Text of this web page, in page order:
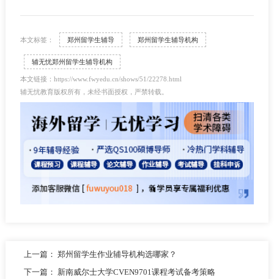
本文标签： 郑州留学生辅导 郑州留学生辅导机构
辅无忧郑州留学生辅导机构
本文链接：https://www.fwyedu.cn/shows/51/22278.html
辅无忧教育版权所有，未经书面授权，严禁转载。
上一篇： 郑州留学生作业辅导机构选哪家？
下一篇： 新南威尔士大学CVEN9701课程考试备考策略